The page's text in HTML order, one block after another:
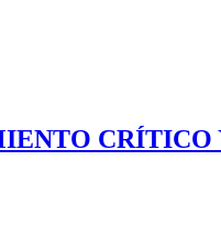
CRÍTICO